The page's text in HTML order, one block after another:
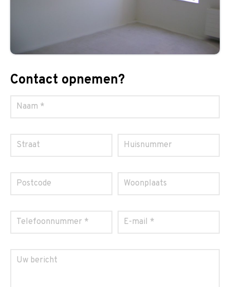
Contact opnemen?